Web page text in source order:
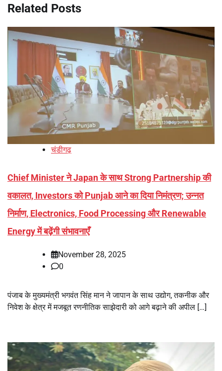
Related Posts
चंडीगढ़
Chief Minister ने Japan के साथ Strong Partnership की
वकालत, Investors को Punjab आने का दिया निमंत्रण; उन्नत
निर्माण, Electronics, Food Processing और Renewable
Energy में बढ़ेंगी संभावनाएँ
November 28, 2025
0
पंजाब के मुख्यमंत्री भगवंत सिंह मान ने जापान के साथ उद्योग, तकनीक और
निवेश के क्षेत्र में मजबूत रणनीतिक साझेदारी को आगे बढ़ाने की अपील […]